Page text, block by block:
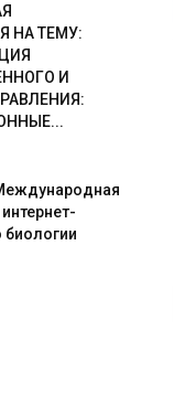
НА ТЕМУ:
И